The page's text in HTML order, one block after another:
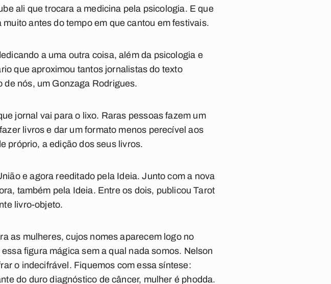
ali que trocara a medicina pela psicologia. E que
antes do tempo em que cantou em festivais.
a uma outra coisa, além da psicologia e
que aproximou tantos jornalistas do texto
de nós, um Gonzaga Rodrigues.
jornal vai para o lixo. Raras pessoas fazem um
livros e dar um formato menos perecível aos
próprio, a edição dos seus livros.
e agora reeditado pela Ideia. Junto com a nova
, também pela Ideia. Entre os dois, publicouTarot
livro-objeto.
as mulheres, cujos nomes aparecem logo no
figura mágica sem a qual nada somos. Nelson
o indecifrável. Fiquemos com essa síntese:
do duro diagnóstico de câncer, mulher é phodda.